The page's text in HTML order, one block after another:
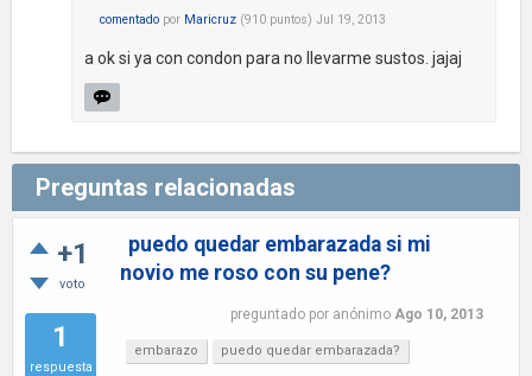
comentado por Maricruz (910 puntos) Jul 19, 2013
a ok si ya con condon para no llevarme sustos. jajaj
Preguntas relacionadas
+1
voto
1
respuesta
puedo quedar embarazada si mi
novio me roso con su pene?
preguntado por anónimo Ago 10, 2013
embarazo puedo quedar embarazada?